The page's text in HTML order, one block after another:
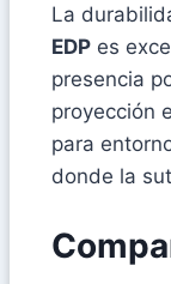
La
EDP es
presencia
proyección
para
donde la